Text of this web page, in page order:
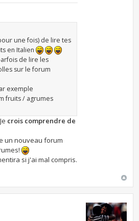
une fois) de lire tes
en Italien
de lire les
sur le forum
exemple
fruits / agrumes
Je crois comprendre de
un nouveau forum
si j'ai mal compris.